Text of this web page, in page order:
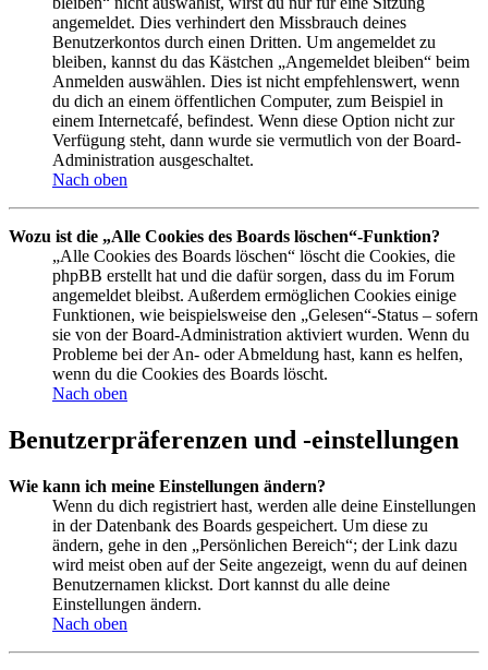
angemeldet. Dies verhindert den Missbrauch deines
Benutzerkontos durch einen Dritten. Um angemeldet zu
bleiben, kannst du das Kästchen „Angemeldet bleiben“ beim
Anmelden auswählen. Dies ist nicht empfehlenswert, wenn
du dich an einem öffentlichen Computer, zum Beispiel in
einem Internetcafé, befindest. Wenn diese Option nicht zur
Verfügung steht, dann wurde sie vermutlich von der Board-
Administration ausgeschaltet.
Nach oben
Wozu ist die „Alle Cookies des Boards löschen“-Funktion?
„Alle Cookies des Boards löschen“ löscht die Cookies, die
phpBB erstellt hat und die dafür sorgen, dass du im Forum
angemeldet bleibst. Außerdem ermöglichen Cookies einige
Funktionen, wie beispielsweise den „Gelesen“-Status – sofern
sie von der Board-Administration aktiviert wurden. Wenn du
Probleme bei der An- oder Abmeldung hast, kann es helfen,
wenn du die Cookies des Boards löscht.
Nach oben
Benutzerpräferenzen und -einstellungen
Wie kann ich meine Einstellungen ändern?
Wenn du dich registriert hast, werden alle deine Einstellungen
in der Datenbank des Boards gespeichert. Um diese zu
ändern, gehe in den „Persönlichen Bereich“; der Link dazu
wird meist oben auf der Seite angezeigt, wenn du auf deinen
Benutzernamen klickst. Dort kannst du alle deine
Einstellungen ändern.
Nach oben